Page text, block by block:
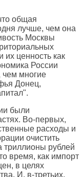
общая
лучше, чем она
Москвы
ценность как
России
чем многие
Донец,
были
Во-первых,
расходы и
очистить
триллионы рублей
время, как импорт
в целях
И, в-третьих,